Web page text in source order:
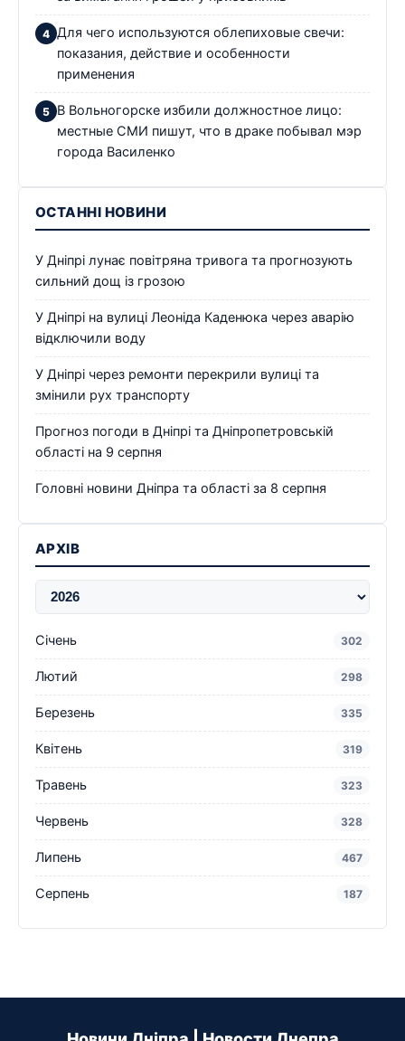
Для чего используются облепиховые свечи:
показания, действие и особенности
применения
В Вольногорске избили должностное лицо:
местные СМИ пишут, что в драке побывал мэр
города Василенко
ОСТАННІ НОВИНИ
У Дніпрі лунає повітряна тривога та прогнозують
сильний дощ із грозою
У Дніпрі на вулиці Леоніда Каденюка через аварію
відключили воду
У Дніпрі через ремонти перекрили вулиці та
змінили рух транспорту
Прогноз погоди в Дніпрі та Дніпропетровській
області на 9 серпня
Головні новини Дніпра та області за 8 серпня
АРХІВ
Січень 302
Лютий 298
Березень 335
Квітень 319
Травень 323
Червень 328
Липень 467
Серпень 187